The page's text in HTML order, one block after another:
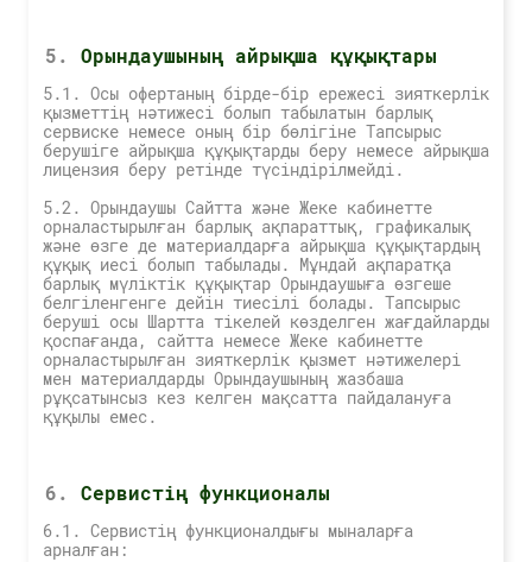
Орындаушының айрықша құқықтары
5.1. Осы офертаның бірде-бір ережесі зияткерлік
қызметтің нәтижесі болып табылатын барлық
сервиске немесе оның бір бөлігіне Тапсырыс
берушіге айрықша құқықтарды беру немесе айрықша
лицензия беру ретінде түсіндірілмейді.
5.2. Орындаушы Сайтта және Жеке кабинетте
орналастырылған барлық ақпараттық, графикалық
және өзге де материалдарға айрықша құқықтардың
құқық иесі болып табылады. Мұндай ақпаратқа
барлық мүліктік құқықтар Орындаушыға өзгеше
белгіленгенге дейін тиесілі болады. Тапсырыс
беруші осы Шартта тікелей көзделген жағдайларды
қоспағанда, сайтта немесе Жеке кабинетте
орналастырылған зияткерлік қызмет нәтижелері
мен материалдарды Орындаушының жазбаша
рұқсатынсыз кез келген мақсатта пайдалануға
құқылы емес.
Сервистің функционалы
6.1. Сервистің функционалдығы мыналарға
арналған: